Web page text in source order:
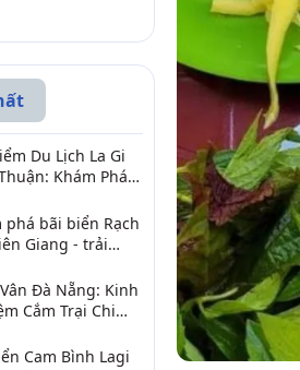
Du Lịch La Gi
Khám Phá 6
phá bãi biển Rạch
Giang - trải
Đà Nẵng: Kinh
Cắm Trại Chi
Cam Bình Lagi